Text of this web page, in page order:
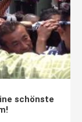
schönste